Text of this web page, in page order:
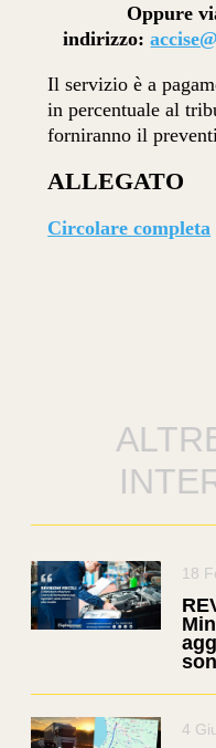
Oppure
indirizzo:
Il servizio è a
in percentuale al
forniranno il
ALLEGATO
Circolare completa
18
4